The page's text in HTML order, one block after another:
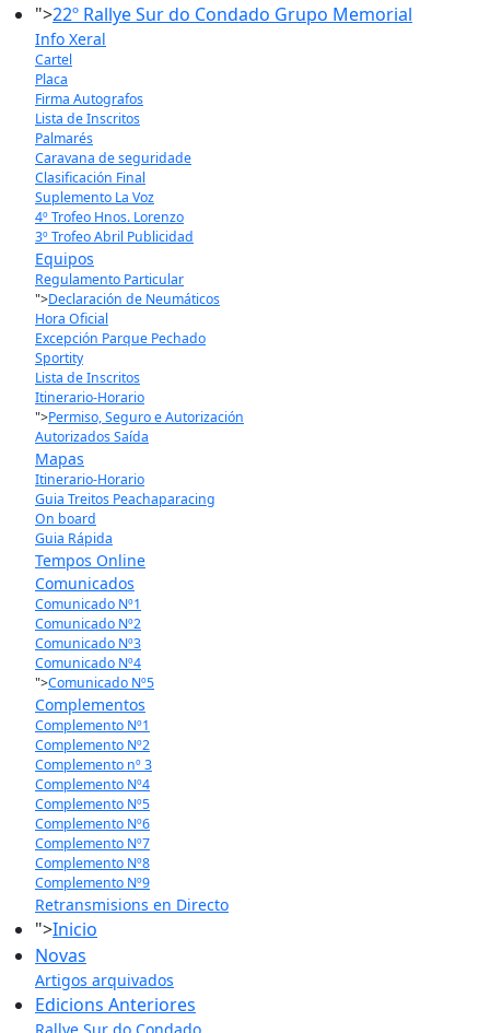
">22º Rallye Sur do Condado Grupo Memorial
Info Xeral
Cartel
Placa
Firma Autografos
Lista de Inscritos
Palmarés
Caravana de seguridade
Clasificación Final
Suplemento La Voz
4º Trofeo Hnos. Lorenzo
3º Trofeo Abril Publicidad
Equipos
Regulamento Particular
">Declaración de Neumáticos
Hora Oficial
Excepción Parque Pechado
Sportity
Lista de Inscritos
Itinerario-Horario
">Permiso, Seguro e Autorización
Autorizados Saída
Mapas
Itinerario-Horario
Guia Treitos Peachaparacing
On board
Guia Rápida
Tempos Online
Comunicados
Comunicado Nº1
Comunicado Nº2
Comunicado Nº3
Comunicado Nº4
">Comunicado Nº5
Complementos
Complemento Nº1
Complemento Nº2
Complemento nº 3
Complemento Nº4
Complemento Nº5
Complemento Nº6
Complemento Nº7
Complemento Nº8
Complemento Nº9
Retransmisions en Directo
">Inicio
Novas
Artigos arquivados
Edicions Anteriores